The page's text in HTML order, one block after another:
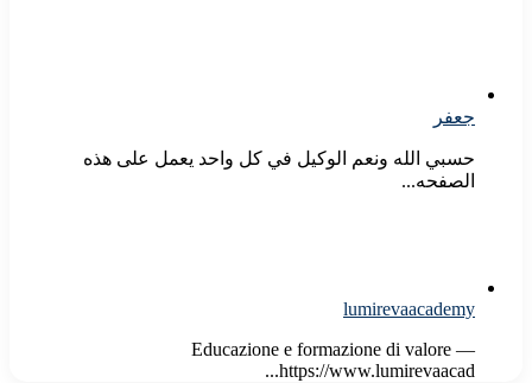
جعفر
حسبي الله ونعم الوكيل في كل واحد يعمل على هذه
الصفحه...
lumirevaacademy
Educazione e formazione di valore —
https://www.lumirevaacad...